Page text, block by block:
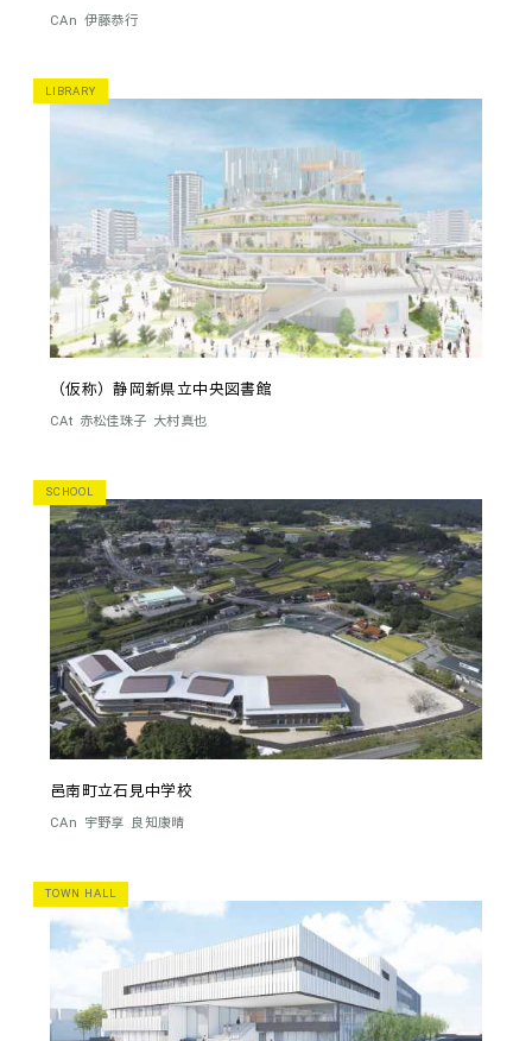
CAn 伊藤恭行
LIBRARY
（仮称）静岡新県立中央図書館
CAt 赤松佳珠子 大村真也
SCHOOL
邑南町立石見中学校
CAn 宇野享 良知康晴
TOWN HALL